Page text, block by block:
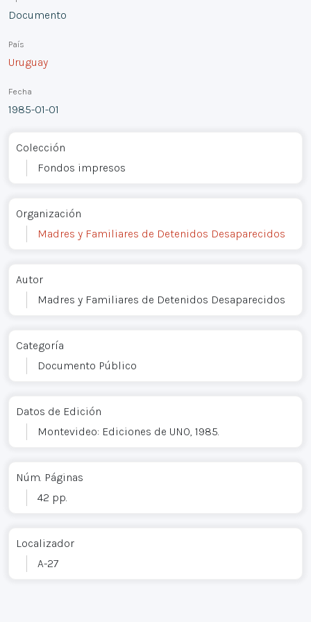
Documento
País
Uruguay
Fecha
1985-01-01
Colección
Fondos impresos
Organización
Madres y Familiares de Detenidos Desaparecidos
Autor
Madres y Familiares de Detenidos Desaparecidos
Categoría
Documento Público
Datos de Edición
Montevideo: Ediciones de UNO, 1985.
Núm. Páginas
42 pp.
Localizador
A-27